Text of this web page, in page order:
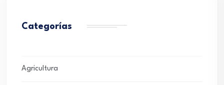
Categorías
Agricultura